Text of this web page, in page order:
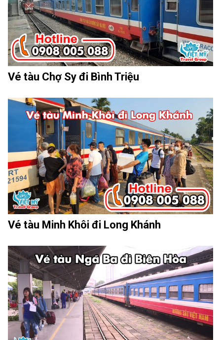
Vé tàu Chợ Sy đi Bình Triệu
Vé tàu Minh Khôi đi Long Khánh